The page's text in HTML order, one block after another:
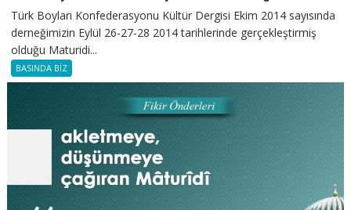
Türk Boyları Konfederasyonu Kültür Dergisi Ekim 2014 sayısında
derneğimizin Eylül 26-27-28 2014 tarihlerinde gerçekleştirmiş
olduğu Maturidi...
BASINDA BİZ